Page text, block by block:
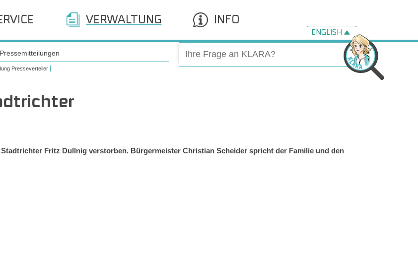
VERWALTUNG INFO
ENGLISH
Pressemitteilungen
Presseverteiler
Fritz Dullnig verstorben. Bürgermeister Christian Scheider spricht der Familie und den